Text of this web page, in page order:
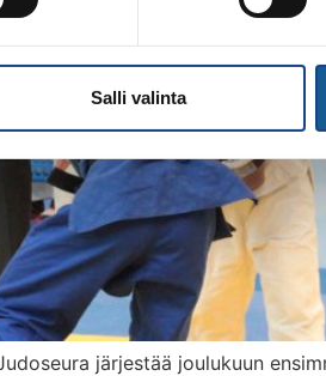
Salli valinta
järjestää joulukuun